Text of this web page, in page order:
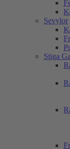
Sevylor
Stiga